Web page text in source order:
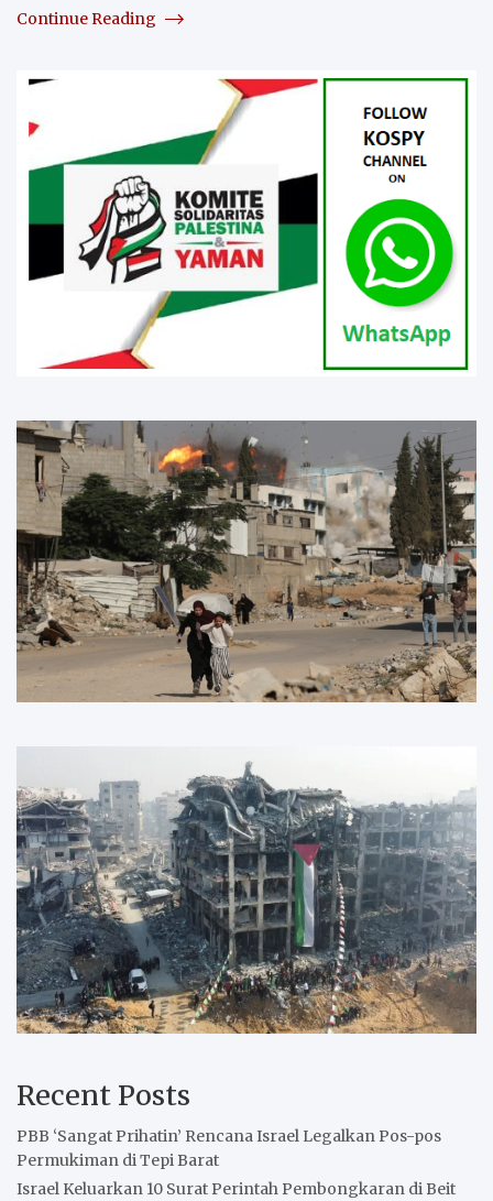
Continue Reading
Recent Posts
PBB ‘Sangat Prihatin’ Rencana Israel Legalkan Pos-pos
Permukiman di Tepi Barat
Israel Keluarkan 10 Surat Perintah Pembongkaran di Beit